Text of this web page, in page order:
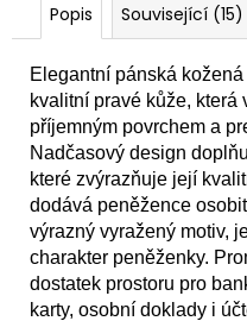
Popis Související (15)
Elegantní pánská
kvalitní pravé kůže, která
příjemným povrchem a
Nadčasový design
které zvýrazňuje její
dodává peněžence
výrazný vyražený motiv,
charakter peněženky.
dostatek prostoru pro
karty, osobní doklady i